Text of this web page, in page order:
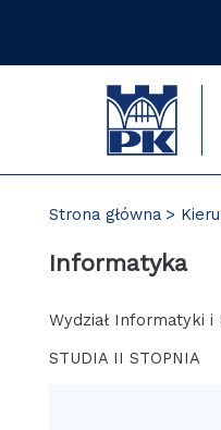
Strona główna
Informatyka
Wydział Informatyki i
STUDIA II STOPNIA